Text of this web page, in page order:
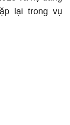
lại trong vụ